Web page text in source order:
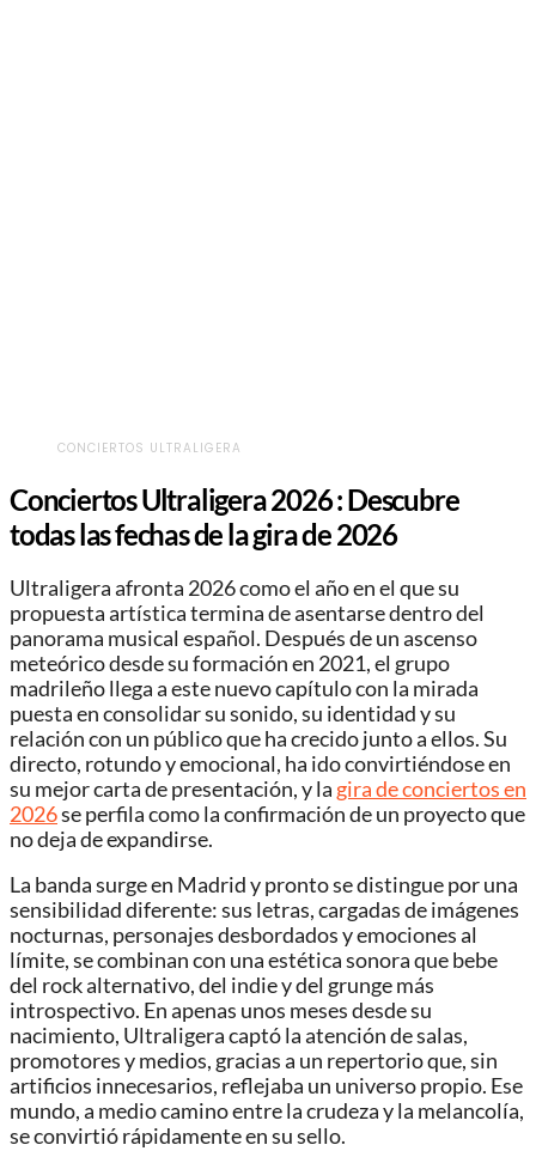
CONCIERTOS ULTRALIGERA
Conciertos Ultraligera 2026 : Descubre
todas las fechas de la gira de 2026
Ultraligera afronta 2026 como el año en el que su
propuesta artística termina de asentarse dentro del
panorama musical español. Después de un ascenso
meteórico desde su formación en 2021, el grupo
madrileño llega a este nuevo capítulo con la mirada
puesta en consolidar su sonido, su identidad y su
relación con un público que ha crecido junto a ellos. Su
directo, rotundo y emocional, ha ido convirtiéndose en
su mejor carta de presentación, y la gira de conciertos en
2026se perfila como la confirmación de un proyecto que
no deja de expandirse.
La banda surge en Madrid y pronto se distingue por una
sensibilidad diferente: sus letras, cargadas de imágenes
nocturnas, personajes desbordados y emociones al
límite, se combinan con una estética sonora que bebe
del rock alternativo, del indie y del grunge más
introspectivo. En apenas unos meses desde su
nacimiento, Ultraligera captó la atención de salas,
promotores y medios, gracias a un repertorio que, sin
artificios innecesarios, reflejaba un universo propio. Ese
mundo, a medio camino entre la crudeza y la melancolía,
se convirtió rápidamente en su sello.